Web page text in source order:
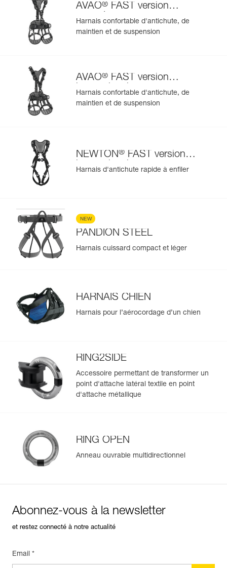
AVAO® FAST version
européenne
Harnais confortable d'antichute, de
maintien et de suspension
AVAO® FAST version
internationale
Harnais confortable d'antichute, de
maintien et de suspension
NEWTON® FAST version
internationale
Harnais d'antichute rapide à enfiler
NEW
PANDION STEEL
Harnais cuissard compact et léger
HARNAIS CHIEN
Harnais pour l’aérocordage d’un chien
RING2SIDE
Accessoire permettant de transformer un
point d'attache latéral textile en point
d'attache métallique
RING OPEN
Anneau ouvrable multidirectionnel
Abonnez-vous à la newsletter
et restez connecté à notre actualité
Email *